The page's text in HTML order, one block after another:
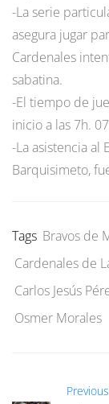
-La serie
asegura jugar
Cardenales
sabatina.
-El tiempo de
inicio a las 7h.
-La asistencia al
Barquisimeto,
Tags Bravos de
Cardenales de
Carlos Jesús
Osmer Morales
Previous